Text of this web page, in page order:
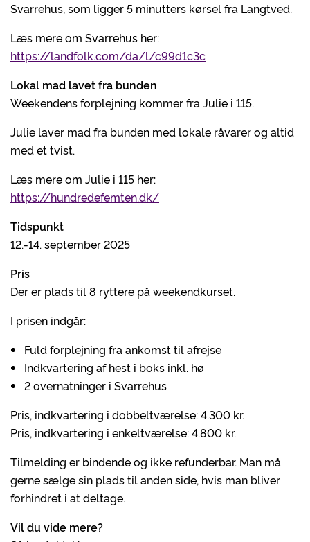
Svarrehus, som ligger 5 minutters kørsel fra Langtved.
Læs mere om Svarrehus her:
https://landfolk.com/da/l/c99d1c3c
Lokal mad lavet fra bunden
Weekendens forplejning kommer fra Julie i 115.
Julie laver mad fra bunden med lokale råvarer og altid
med et tvist.
Læs mere om Julie i 115 her:
https://hundredefemten.dk/
Tidspunkt
12.-14. september 2025
Pris
Der er plads til 8 ryttere på weekendkurset.
I prisen indgår:
Fuld forplejning fra ankomst til afrejse
Indkvartering af hest i boks inkl. hø
2 overnatninger i Svarrehus
Pris, indkvartering i dobbeltværelse: 4.300 kr.
Pris, indkvartering i enkeltværelse: 4.800 kr.
Tilmelding er bindende og ikke refunderbar. Man må
gerne sælge sin plads til anden side, hvis man bliver
forhindret i at deltage.
Vil du vide mere?